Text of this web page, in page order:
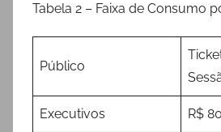
Tabela 2 – Faixa de Consumo
Público
Executivos R$